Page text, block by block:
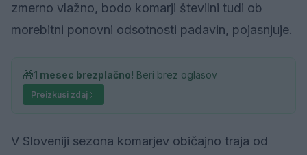
zmerno vlažno, bodo komarji številni tudi ob
morebitni ponovni odsotnosti padavin, pojasnjuje.
🎁1 mesec brezplačno! Beri brez oglasov
Preizkusi zdaj
V Sloveniji sezona komarjev običajno traja od